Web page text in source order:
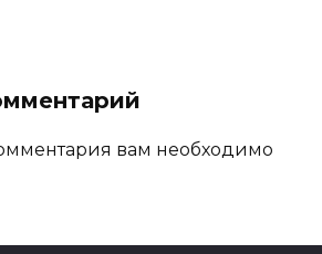
вам необходимо